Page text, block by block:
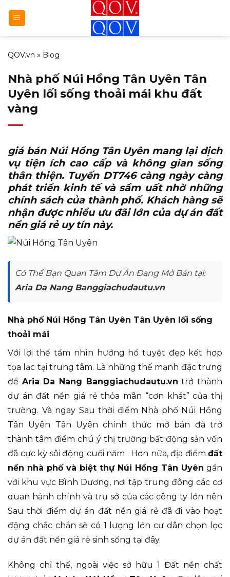
qua
nội
dung
QOV.vn » Blog
Nhà phố Núi Hồng Tân Uyên Tân
Uyên lối sống thoải mái khu đất
vàng
giá bán Núi Hồng Tân Uyênmang lại dịch
vụ tiện ích cao cấp và không gian sống
thân thiện. Tuyến DT746 càng ngày càng
phát triển kinh tế và sầm uất nhờ những
chính sách của thành phố. Khách hàng sẽ
nhận được nhiều ưu đãi lớn của dự án đất
nền giá rẻ uy tín này.
Có Thể Bạn Quan Tâm Dự Án Đang Mở Bán tại:
Aria Da Nang Banggiachudautu.vn
Nhà phố Núi Hồng Tân Uyên Tân Uyên lối sống
thoải mái
Với lợi thế tầm nhìn hướng hồ tuyệt đẹp kết hợp
tọa lạc tại trung tâm. Là những thế mạnh đặc trưng
để Aria Da Nang Banggiachudautu.vn trở thành
dự án đất nền giá rẻ thỏa mãn “cơn khát” của thị
trường. Và ngay Sau thời điểm Nhà phố Núi Hồng
Tân Uyên Tân Uyên chính thức mở bán đã trở
thành tâm điểm chú ý thị trường bất động sản vốn
đã cực kỳ sôi động cuối năm . Hơn nữa, địa điểm đất
nền nhà phố và biệt thự Núi Hồng Tân Uyên gần
với khu vực Bình Dương, nơi tập trung đông các cơ
quan hành chính và trụ sở của các công ty lớn nên
Sau thời điểm dự án đất nền giá rẻ đã đi vào hoạt
động chắc chắn sẽ có 1 lượng lớn cư dân chọn lọc
dự án đất nền giá rẻ sinh sống tại đây.
Không chỉ thế, ngoài việc sở hữu 1 Đất nền chất